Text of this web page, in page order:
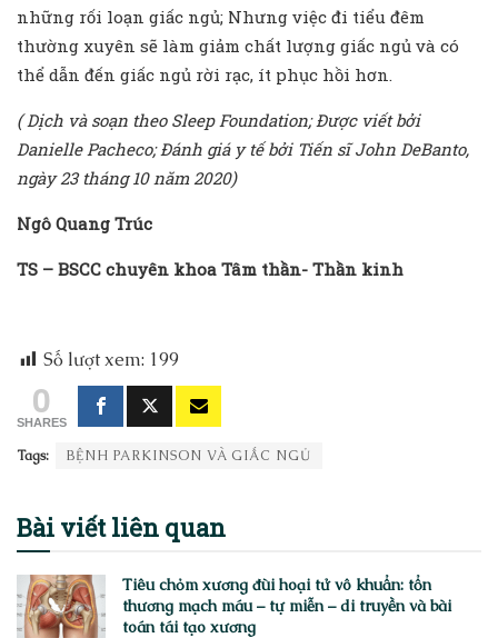
những rối loạn giấc ngủ; Nhưng việc đi tiểu đêm
thường xuyên sẽ làm giảm chất lượng giấc ngủ và có
thể dẫn đến giấc ngủ rời rạc, ít phục hồi hơn.
( Dịch và soạn theo Sleep Foundation; Được viết bởi
Danielle Pacheco; Đánh giá y tế bởi Tiến sĩ John DeBanto,
ngày 23 tháng 10 năm 2020)
Ngô Quang Trúc
TS – BSCC chuyên khoa Tâm thần- Thần kinh
Số lượt xem: 199
0
SHARES
Tags: BỆNH PARKINSON VÀ GIẤC NGỦ
Bài viếtliên quan
Tiêu chỏm xương đùi hoại tử vô khuẩn: tổn
thương mạch máu – tự miễn – di truyền và bài
toán tái tạo xương